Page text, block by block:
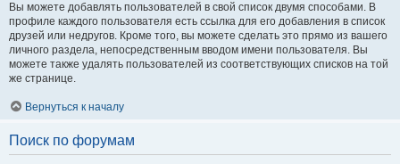
Вы можете добавлять пользователей в свой список двумя способами. В
профиле каждого пользователя есть ссылка для его добавления в список
друзей или недругов. Кроме того, вы можете сделать это прямо из вашего
личного раздела, непосредственным вводом имени пользователя. Вы
можете также удалять пользователей из соответствующих списков на той
же странице.
Вернуться к началу
Поиск по форумам